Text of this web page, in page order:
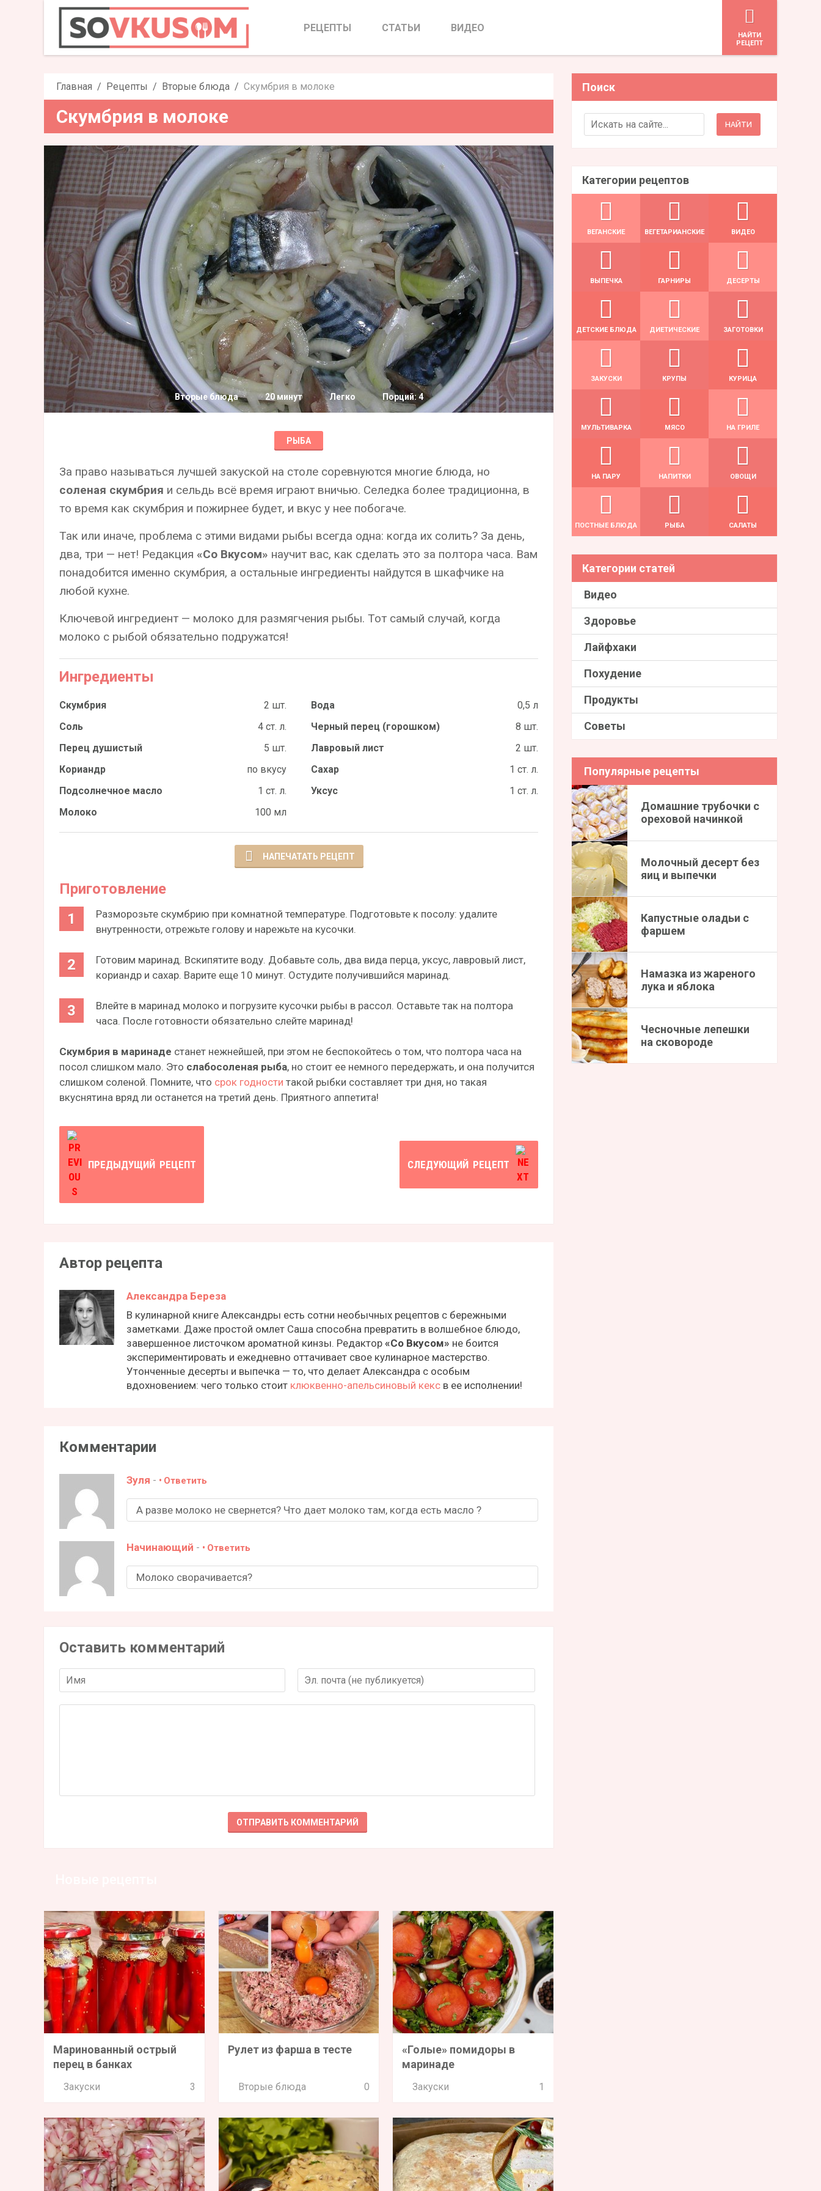
Скумбрия в молоке
РЕЦЕПТЫ СТАТЬИ ВИДЕО
HАЙТИ
РЕЦЕПТ
Главная Рецепты Вторые блюда Скумбрия в молоке
Скумбрия в молоке
Вторые блюда 20 минут Легко Порций: 4
РЫБА
За право называться лучшей закуской на столе соревнуются многие блюда, но
соленая скумбрия и сельдь всё время играют вничью. Селедка более традиционна, в
то время как скумбрия и пожирнее будет, и вкус у нее побогаче.
Так или иначе, проблема с этими видами рыбы всегда одна: когда их солить? За день,
два, три — нет! Редакция «Со Вкусом» научит вас, как сделать это за полтора часа. Вам
понадобится именно скумбрия, а остальные ингредиенты найдутся в шкафчике на
любой кухне.
Ключевой ингредиент — молоко для размягчения рыбы. Тот самый случай, когда
молоко с рыбой обязательно подружатся!
Ингредиенты
Скумбрия 2 шт. Вода
0,5 л
Соль
4 ст. л. Черный перец (горошком)
8 шт.
Перец душистый
5 шт. Лавровый лист
2 шт.
Кориандр
по вкусу Сахар
1 ст. л.
Подсолнечное масло
1 ст. л. Уксус
1 ст. л.
Молоко
100 мл
НАПЕЧАТАТЬ РЕЦЕПТ
Приготовление
Разморозьте скумбрию при комнатной температуре. Подготовьте к посолу: удалите
внутренности, отрежьте голову и нарежьте на кусочки.
Готовим маринад. Вскипятите воду. Добавьте соль, два вида перца, уксус, лавровый лист,
кориандр и сахар. Варите еще 10 минут. Остудите получившийся маринад.
Влейте в маринад молоко и погрузите кусочки рыбы в рассол. Оставьте так на полтора
часа. После готовности обязательно слейте маринад!
Скумбрия в маринаде станет нежнейшей, при этом не беспокойтесь о том, что полтора часа на
посол слишком мало. Это слабосоленая рыба, но стоит ее немного передержать, и она получится
слишком соленой. Помните, что срок годности такой рыбки составляет три дня, но такая
вкуснятина вряд ли останется на третий день. Приятного аппетита!
ПРЕДЫДУЩИЙ РЕЦЕПТ СЛЕДУЮЩИЙ РЕЦЕПТ
Автор рецепта
Александра Береза
В кулинарной книге Александры есть сотни необычных рецептов с бережными
заметками. Даже простой омлет Саша способна превратить в волшебное блюдо,
завершенное листочком ароматной кинзы. Редактор «Со Вкусом» не боится
экспериментировать и ежедневно оттачивает свое кулинарное мастерство.
Утонченные десерты и выпечка — то, что делает Александра с особым
вдохновением: чего только стоит клюквенно-апельсиновый кекс в ее исполнении!
Комментарии
Зуля - Ответить
А разве молоко не свернется? Что дает молоко там, когда есть масло ?
Начинающий - Ответить
Молоко сворачивается?
Оставить комментарий
Маринованный острый
перец в банках
Закуски 3
Рулет из фарша в тесте
Вторые блюда 0
«Голые» помидоры в
маринаде
Закуски 1
Поиск
Search for:
Категории рецептов
ВЕГАНСКИЕ ВЕГЕТАРИАНСКИЕ ВИДЕО
ВЫПЕЧКА ГАРНИРЫ ДЕСЕРТЫ
ДЕТСКИЕ БЛЮДА ДИЕТИЧЕСКИЕ ЗАГОТОВКИ
ЗАКУСКИ КРУПЫ КУРИЦА
МУЛЬТИВАРКА МЯСО НА ГРИЛЕ
НА ПАРУ НАПИТКИ ОВОЩИ
ПОСТНЫЕ БЛЮДА РЫБА САЛАТЫ
Категории статей
Видео
Здоровье
Лайфхаки
Похудение
Продукты
Советы
Популярные рецепты
Домашние трубочки с
ореховой начинкой
Молочный десерт без
яиц и выпечки
Капустные оладьи с
фаршем
Намазка из жареного
лука и яблока
Чесночные лепешки
на сковороде